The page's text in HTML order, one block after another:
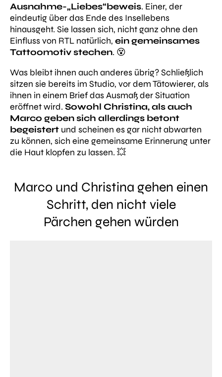
Ausnahme-„Liebes“beweis. Einer, der
eindeutig über das Ende des Insellebens
hinausgeht. Sie lassen sich, nicht ganz ohne den
Einfluss von RTL natürlich, ein gemeinsames
Tattoomotiv stechen. 😵
Was bleibt ihnen auch anderes übrig? Schließlich
sitzen sie bereits im Studio, vor dem Tätowierer, als
ihnen in einem Brief das Ausmaß der Situation
eröffnet wird. Sowohl Christina, als auch
Marco geben sich allerdings betont
begeistert und scheinen es gar nicht abwarten
zu können, sich eine gemeinsame Erinnerung unter
die Haut klopfen zu lassen. 💥
Marco und Christina gehen einen
Schritt, den nicht viele
Pärchen gehen würden